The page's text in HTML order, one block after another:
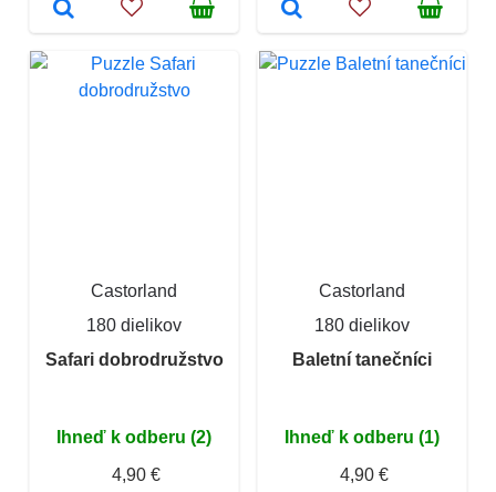
Castorland
180 dielikov
Safari dobrodružstvo
Ihneď k odberu (2)
4,90 €
Castorland
180 dielikov
Baletní tanečníci
Ihneď k odberu (1)
4,90 €